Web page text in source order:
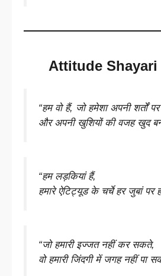
Attitude
“हम वो हैं, जो हमेशा अपनी शर्तों
और अपनी खुशियों की वजह खुद
“हम लड़कियां हैं,
हमारे ऐटिट्यूड के चर्चे हर जुबां पर
“जो हमारी इज्जत नहीं कर सकते,
वो हमारी जिंदगी में जगह नहीं पा